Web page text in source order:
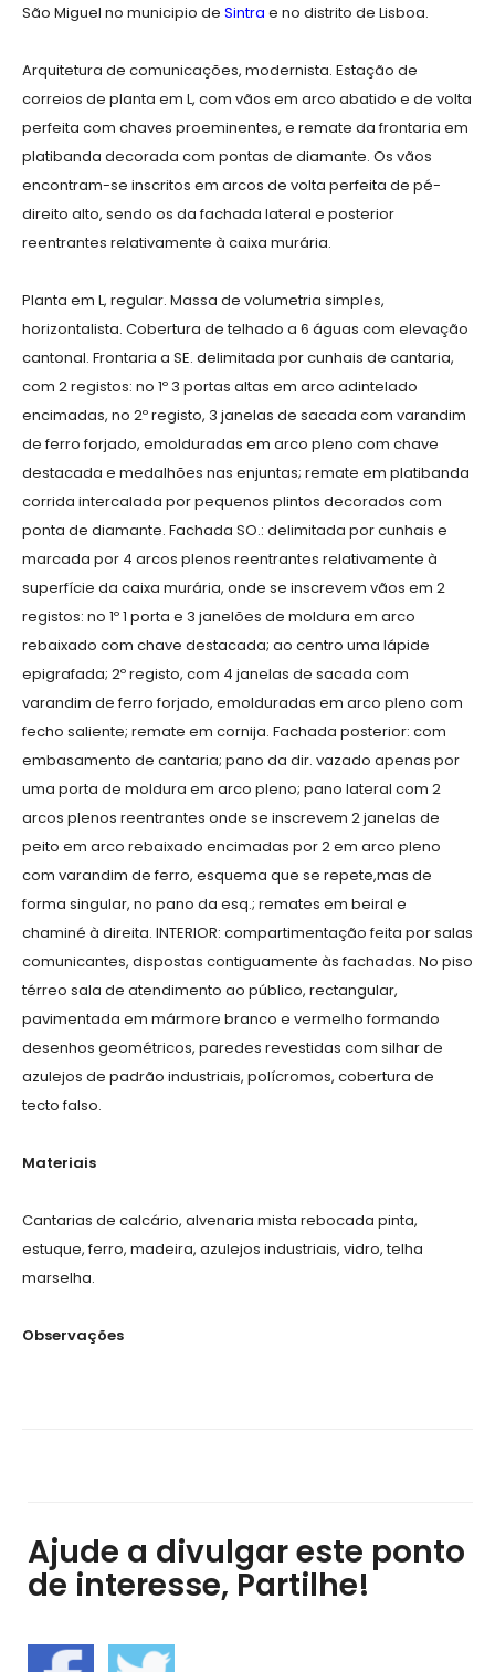
São Miguel no municipio de Sintra e no distrito de Lisboa.
Arquitetura de comunicações, modernista. Estação de
correios de planta em L, com vãos em arco abatido e de volta
perfeita com chaves proeminentes, e remate da frontaria em
platibanda decorada com pontas de diamante. Os vãos
encontram-se inscritos em arcos de volta perfeita de pé-
direito alto, sendo os da fachada lateral e posterior
reentrantes relativamente à caixa murária.
Planta em L, regular. Massa de volumetria simples,
horizontalista. Cobertura de telhado a 6 águas com elevação
cantonal. Frontaria a SE. delimitada por cunhais de cantaria,
com 2 registos: no 1º 3 portas altas em arco adintelado
encimadas, no 2º registo, 3 janelas de sacada com varandim
de ferro forjado, emolduradas em arco pleno com chave
destacada e medalhões nas enjuntas; remate em platibanda
corrida intercalada por pequenos plintos decorados com
ponta de diamante. Fachada SO.: delimitada por cunhais e
marcada por 4 arcos plenos reentrantes relativamente à
superfície da caixa murária, onde se inscrevem vãos em 2
registos: no 1º 1 porta e 3 janelões de moldura em arco
rebaixado com chave destacada; ao centro uma lápide
epigrafada; 2º registo, com 4 janelas de sacada com
varandim de ferro forjado, emolduradas em arco pleno com
fecho saliente; remate em cornija. Fachada posterior: com
embasamento de cantaria; pano da dir. vazado apenas por
uma porta de moldura em arco pleno; pano lateral com 2
arcos plenos reentrantes onde se inscrevem 2 janelas de
peito em arco rebaixado encimadas por 2 em arco pleno
com varandim de ferro, esquema que se repete,mas de
forma singular, no pano da esq.; remates em beiral e
chaminé à direita. INTERIOR: compartimentação feita por salas
comunicantes, dispostas contiguamente às fachadas. No piso
térreo sala de atendimento ao público, rectangular,
pavimentada em mármore branco e vermelho formando
desenhos geométricos, paredes revestidas com silhar de
azulejos de padrão industriais, polícromos, cobertura de
tecto falso.
Materiais
Cantarias de calcário, alvenaria mista rebocada pinta,
estuque, ferro, madeira, azulejos industriais, vidro, telha
marselha.
Observações
Ajude a divulgar este ponto
de interesse, Partilhe!